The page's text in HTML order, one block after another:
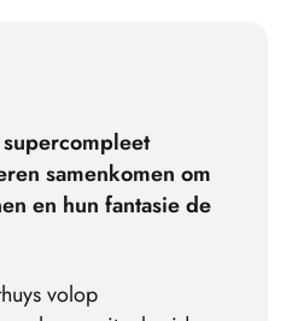
samenkomen om
en hun fantasie de
volop